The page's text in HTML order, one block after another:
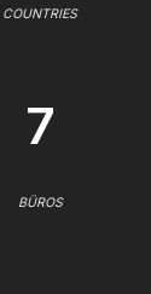
COUNTRIES
7
BÜROS